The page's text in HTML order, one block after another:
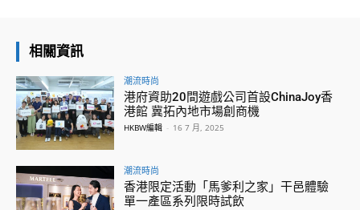
相關資訊
潮流時尚
港府資助20間遊戲公司首設ChinaJoy香
港館 冀拓內地市場創商機
HKBW編輯 - 16 7 月, 2025
潮流時尚
香港限定活動「馬爹利之家」干邑體驗
單一產區系列限時試飲